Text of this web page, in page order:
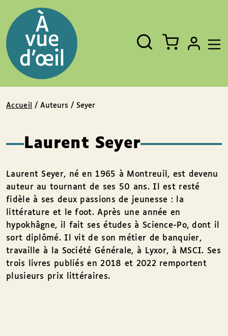
Fermer
Rechercher
un
livre,
un
auteur,
un
EAN
Accueil / Auteurs / Seyer
Laurent Seyer
Laurent Seyer, né en 1965 à Montreuil, est devenu
auteur au tournant de ses 50 ans. Il est resté
fidèle à ses deux passions de jeunesse : la
littérature et le foot. Après une année en
hypokhâgne, il fait ses études à Science-Po, dont il
sort diplômé. Il vit de son métier de banquier,
travaille à la Société Générale, à Lyxor, à MSCI. Ses
trois livres publiés en 2018 et 2022 remportent
plusieurs prix littéraires.